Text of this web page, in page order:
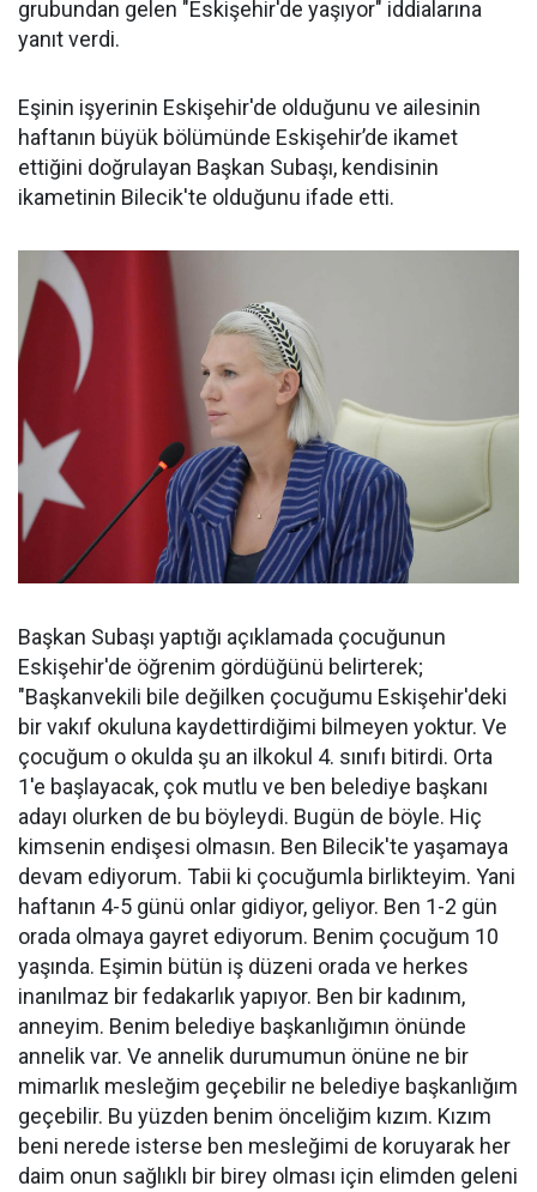
grubundan gelen "Eskişehir'de yaşıyor" iddialarına
yanıt verdi.
Eşinin işyerinin Eskişehir'de olduğunu ve ailesinin
haftanın büyük bölümünde Eskişehir’de ikamet
ettiğini doğrulayan Başkan Subaşı, kendisinin
ikametinin Bilecik'te olduğunu ifade etti.
Başkan Subaşı yaptığı açıklamada çocuğunun
Eskişehir'de öğrenim gördüğünü belirterek;
"Başkanvekili bile değilken çocuğumu Eskişehir'deki
bir vakıf okuluna kaydettirdiğimi bilmeyen yoktur. Ve
çocuğum o okulda şu an ilkokul 4. sınıfı bitirdi. Orta
1'e başlayacak, çok mutlu ve ben belediye başkanı
adayı olurken de bu böyleydi. Bugün de böyle. Hiç
kimsenin endişesi olmasın. Ben Bilecik'te yaşamaya
devam ediyorum. Tabii ki çocuğumla birlikteyim. Yani
haftanın 4-5 günü onlar gidiyor, geliyor. Ben 1-2 gün
orada olmaya gayret ediyorum. Benim çocuğum 10
yaşında. Eşimin bütün iş düzeni orada ve herkes
inanılmaz bir fedakarlık yapıyor. Ben bir kadınım,
anneyim. Benim belediye başkanlığımın önünde
annelik var. Ve annelik durumumun önüne ne bir
mimarlık mesleğim geçebilir ne belediye başkanlığım
geçebilir. Bu yüzden benim önceliğim kızım. Kızım
beni nerede isterse ben mesleğimi de koruyarak her
daim onun sağlıklı bir birey olması için elimden geleni